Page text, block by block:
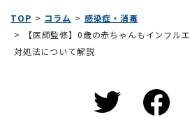
TOP コラム
感染症・消毒
【医師監修】0歳の赤ちゃんもインフル
対処法について解説